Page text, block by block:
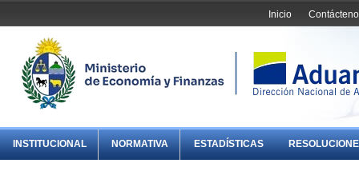
Inicio
INSTITUCIONAL NORMATIVA ESTADÍSTICAS